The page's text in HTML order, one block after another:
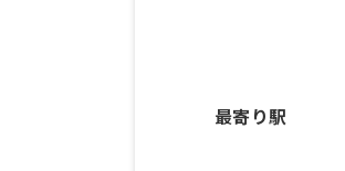
最寄り駅